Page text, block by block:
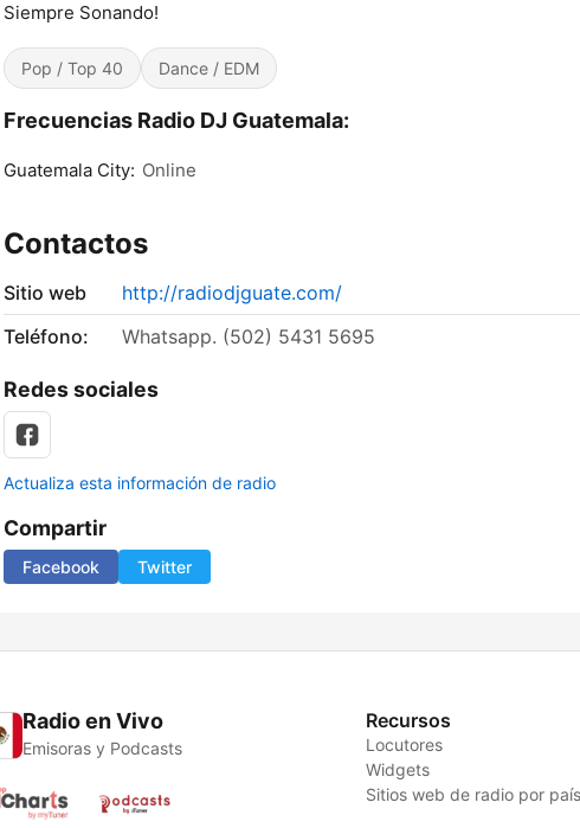
Siempre Sonando!
Pop / Top 40 Dance / EDM
Frecuencias Radio DJ Guatemala:
Guatemala City: Online
Contactos
Sitio web
http://radiodjguate.com/
Teléfono:
Whatsapp. (502) 5431 5695
Redes sociales
Actualiza esta información de radio
Compartir
Facebook Twitter
Radio en Vivo
Emisoras y Podcasts
Recursos
Locutores
Widgets
Sitios web de radio por